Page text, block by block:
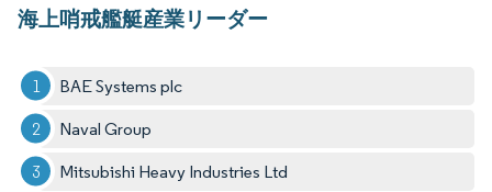
海上哨戒艦艇産業リーダー
BAE Systems plc
Naval Group
Mitsubishi Heavy Industries Ltd